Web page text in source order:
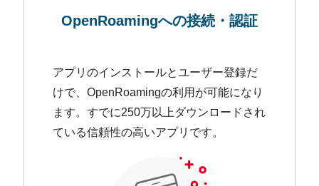
OpenRoamingへの接続・認証
アプリのインストールとユーザー登録だ
けで、OpenRoamingの利用が可能になり
ます。すでに250万以上ダウンロードされ
ている信頼性の高いアプリです。